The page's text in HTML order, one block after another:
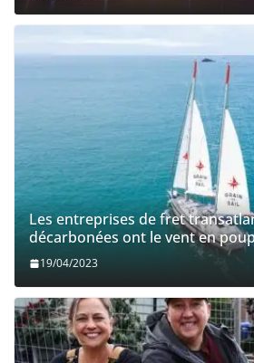
Les entreprises de fret
décarbonées ont le vent en
19/04/2023